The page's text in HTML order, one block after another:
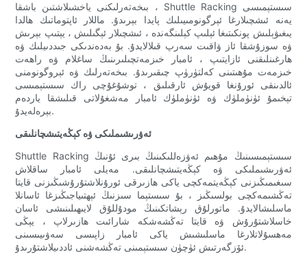
بىخەتەرلىكنى ياخشىلاشتىن باشقا ، Shuttle Racking سىستېمىسى
يەنە ئىشچىلارغا ئېرگونومىيىلىك پايدا بېرىدۇ. ماللار ئاپتوماتىك ھالدا
يىغىۋېلىش پونكىتىغا ئېلىپ كېلىنگەندە ، ئىشچىلار ئېگىلىش ، يېتىپ بېرىش
ۋە سوزۇشقا ئاز ۋاقىت سەرپ قىلالايدۇ. بۇ بەدەندىكى جىددىيلىك ۋە
ھارغىنلىقنى ئازايتىپ ، ئامبار خىزمەتچىلىرىنىڭ ساغلام ۋە راھەت
خىزمەت مۇھىتىنى كەلتۈرۈپ چىقىرىدۇ. بىخەتەرلىك ۋە ئېروگونومنى
ئالدىنقى ئورۇنغا قويۇش ئارقىلىق ، توشۇغۇچى راك سىستېمىسى
تېخىمۇ ئۈنۈملۈك ۋە ئۈنۈملۈك ئامبار مەشغۇلاتى قىلىشقا ياردەم
بېرەلەيدۇ.
ئەۋرىشىملىكى ۋە كېڭەيتىشچانلىقى
Shuttle Racking سىستېمىسىنىڭ مۇھىم ئەۋزەللىكىنىڭ بىرى ئۇنىڭ
ئەۋرىشىملىكى ۋە كېڭەيتىشچانلىقى. مەيلى ئامبار ساقلاش
سىغىمىڭىزنى كېڭەيتمەكچى ياكى ھازىرقى ئورۇنلاشتۇرۇشىڭىزنى قايتا
تەڭشىمەكچى بولسىڭىز ، بۇ سىستېما سىزنىڭ ئېھتىياجىڭىزغا ئاسانلا
ماسلىشالايدۇ. ماتورلۇق رېشاتكىنىڭ مودۇللۇق لايىھىلىنىشى ئاسان
خاسلاشتۇرۇش ۋە قايتا تەڭشەشكە شارائىت ھازىرلاپ ، يېڭى
مەھسۇلاتلارغا ماسلىشىش ياكى ئامبار زاپىسى سەۋىيىسىنى
ئۆزگەرتىش ئۈچۈن سىستېمىنى تەڭشەشنى ئاددىيلاشتۇرىدۇ.